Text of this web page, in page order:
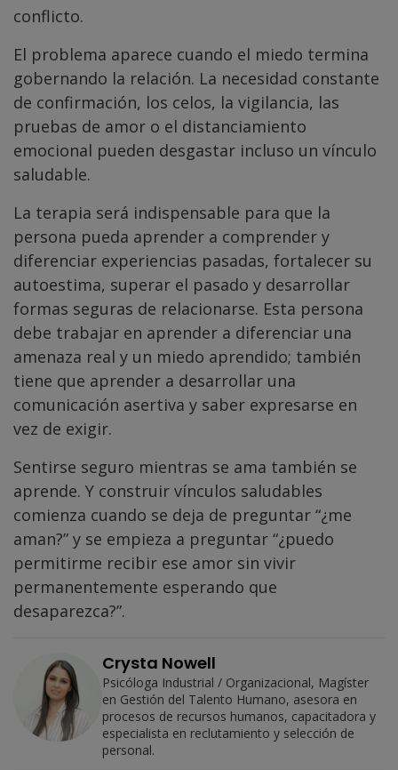
conflicto.
El problema aparece cuando el miedo termina
gobernando la relación. La necesidad constante
de confirmación, los celos, la vigilancia, las
pruebas de amor o el distanciamiento
emocional pueden desgastar incluso un vínculo
saludable.
La terapia será indispensable para que la
persona pueda aprender a comprender y
diferenciar experiencias pasadas, fortalecer su
autoestima, superar el pasado y desarrollar
formas seguras de relacionarse. Esta persona
debe trabajar en aprender a diferenciar una
amenaza real y un miedo aprendido; también
tiene que aprender a desarrollar una
comunicación asertiva y saber expresarse en
vez de exigir.
Sentirse seguro mientras se ama también se
aprende. Y construir vínculos saludables
comienza cuando se deja de preguntar “¿me
aman?” y se empieza a preguntar “¿puedo
permitirme recibir ese amor sin vivir
permanentemente esperando que
desaparezca?”.
Crysta Nowell
Psicóloga Industrial / Organizacional, Magíster
en Gestión del Talento Humano, asesora en
procesos de recursos humanos, capacitadora y
especialista en reclutamiento y selección de
personal.